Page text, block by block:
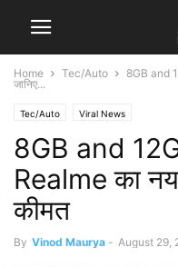
Home Tec/Auto
8GB and
जानिए...
Tec/Auto Viral News
8GB and
Realme का
कीमत
By Vinod Maurya - August 29,